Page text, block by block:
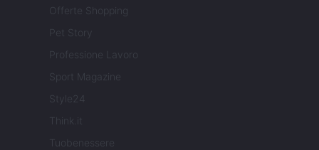
Offerte Shopping
Pet Story
Professione Lavoro
Sport Magazine
Style24
Think.it
Tuobenessere